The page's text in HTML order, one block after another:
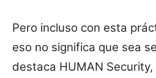
Pero incluso con esta
eso no significa que sea
destaca HUMAN